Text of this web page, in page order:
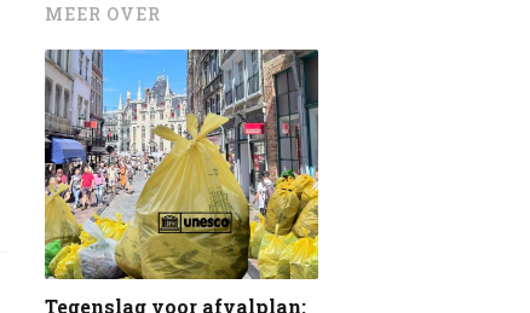
MEER OVER
Tegenslag voor afvalplan: